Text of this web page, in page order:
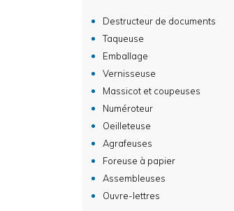
Destructeur de documents
Taqueuse
Emballage
Vernisseuse
Massicot et coupeuses
Numéroteur
Oeilleteuse
Agrafeuses
Foreuse à papier
Assembleuses
Ouvre-lettres